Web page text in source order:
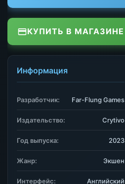
КУПИТЬ В МАГАЗИНЕ
Информация
Разработчик: Far-Flung Games
Издательство: Crytivo
Год выпуска: 2023
Жанр: Экшен
Интерфейс: Английский